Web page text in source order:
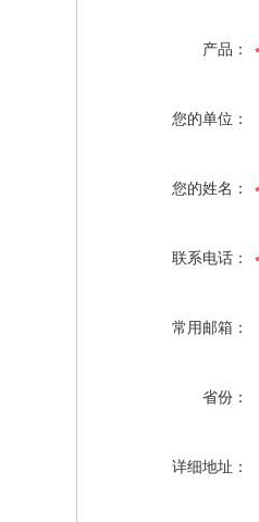
产品：
您的单位：
您的姓名：
联系电话：
常用邮箱：
省份：
详细地址：